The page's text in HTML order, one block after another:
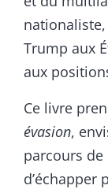
Trump aux
aux
Ce livre
évasion,
parcours
d’échapper